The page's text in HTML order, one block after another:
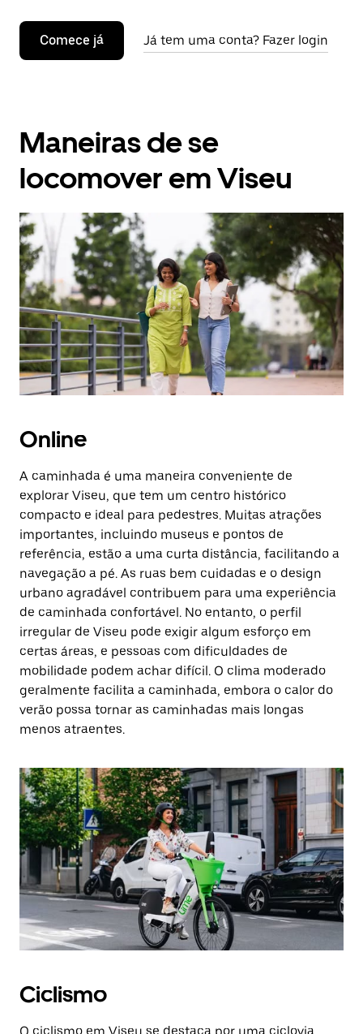
Comece já Já tem uma conta? Fazer login
Maneiras de se
locomover em Viseu
Online
A caminhada é uma maneira conveniente de
explorar Viseu, que tem um centro histórico
compacto e ideal para pedestres. Muitas atrações
importantes, incluindo museus e pontos de
referência, estão a uma curta distância, facilitando a
navegação a pé. As ruas bem cuidadas e o design
urbano agradável contribuem para uma experiência
de caminhada confortável. No entanto, o perfil
irregular de Viseu pode exigir algum esforço em
certas áreas, e pessoas com dificuldades de
mobilidade podem achar difícil. O clima moderado
geralmente facilita a caminhada, embora o calor do
verão possa tornar as caminhadas mais longas
menos atraentes.
Ciclismo